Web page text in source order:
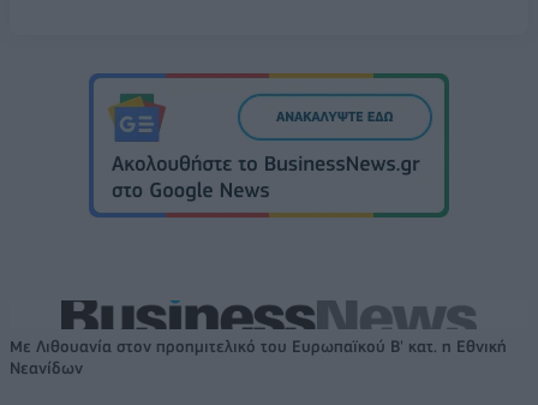
Με Λιθουανία στον προημιτελικό του Ευρωπαϊκού Β' κατ. η Εθνική
Νεανίδων